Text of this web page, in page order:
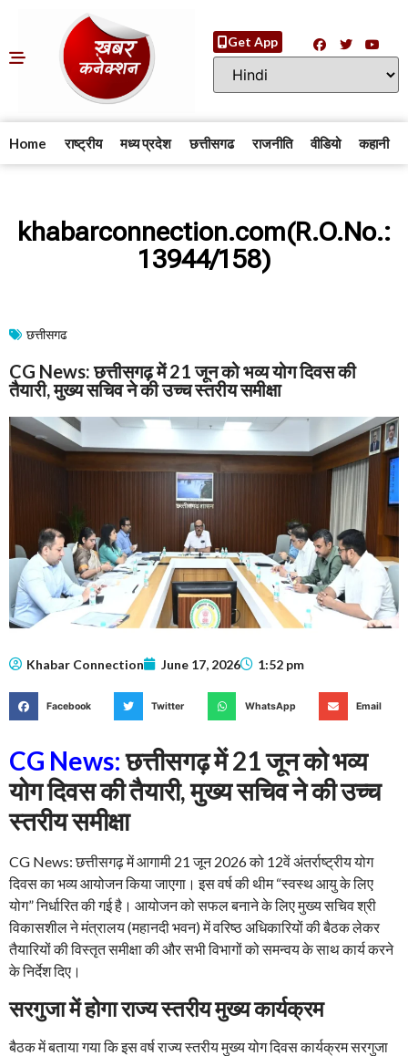
Get App
Home राष्ट्रीय मध्य प्रदेश छत्तीसगढ राजनीति वीडियो कहानी
khabarconnection.com(R.O.No.:
13944/158)
छत्तीसगढ
CG News: छत्तीसगढ़ में 21 जून को भव्य योग दिवस की
तैयारी, मुख्य सचिव ने की उच्च स्तरीय समीक्षा
Khabar Connection June 17, 2026 1:52 pm
Facebook Twitter WhatsApp Email
CG News:छत्तीसगढ़ में 21 जून को भव्य
योग दिवस की तैयारी, मुख्य सचिव ने की उच्च
स्तरीय समीक्षा
CG News: छत्तीसगढ़ में आगामी 21 जून 2026 को 12वें अंतर्राष्ट्रीय योग
दिवस का भव्य आयोजन किया जाएगा। इस वर्ष की थीम “स्वस्थ आयु के लिए
योग” निर्धारित की गई है। आयोजन को सफल बनाने के लिए मुख्य सचिव श्री
विकासशील ने मंत्रालय (महानदी भवन) में वरिष्ठ अधिकारियों की बैठक लेकर
तैयारियों की विस्तृत समीक्षा की और सभी विभागों को समन्वय के साथ कार्य करने
के निर्देश दिए।
सरगुजा में होगा राज्य स्तरीय मुख्य कार्यक्रम
बैठक में बताया गया कि इस वर्ष राज्य स्तरीय मुख्य योग दिवस कार्यक्रम सरगुजा